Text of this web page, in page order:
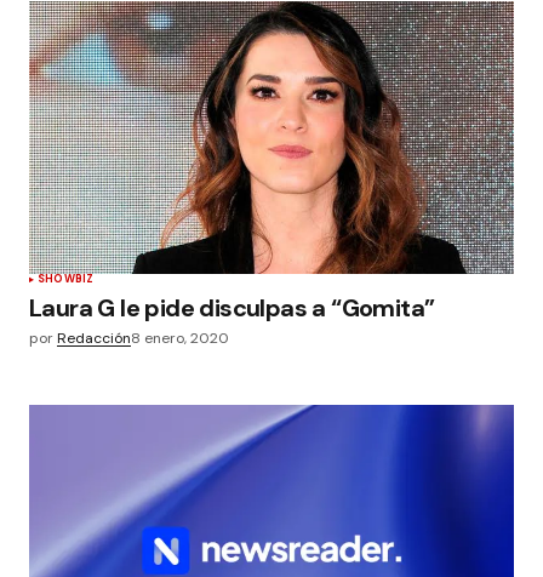
SHOWBIZ
Laura G le pide disculpas a “Gomita”
porRedacción8 enero, 2020